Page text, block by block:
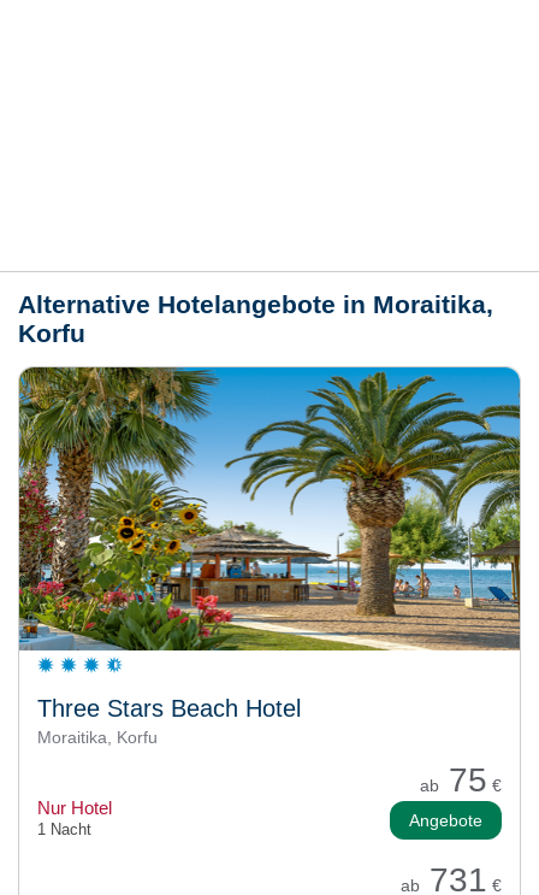
Alternative Hotelangebote in Moraitika,
Korfu
Three Stars Beach Hotel
Moraitika, Korfu
ab 75 €
Nur Hotel
1 Nacht Angebote
ab 731 €